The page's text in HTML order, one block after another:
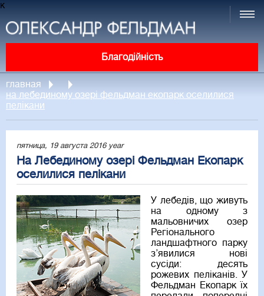
к
Благодійність
главная
на лебединому озері фельдман екопарк оселилися
пелікани
пятница, 19 августа 2016 year
На Лебединому озері Фельдман Екопарк
оселилися пелікани
У лебедів, що живуть
на одному з
мальовничих озер
Регіонального
ландшафтного парку
з’явилися нові
сусіди: десять
рожевих пеліканів. У
Фельдман Екопарк їх